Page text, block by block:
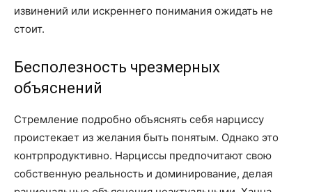
извинений или искреннего понимания ожидать не
стоит.
Бесполезность чрезмерных
объяснений
Стремление подробно объяснять себя нарциссу
проистекает из желания быть понятым. Однако это
контрпродуктивно. Нарциссы предпочитают свою
собственную реальность и доминирование, делая